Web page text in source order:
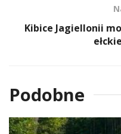
Kibice Jagiellonii
Podobne